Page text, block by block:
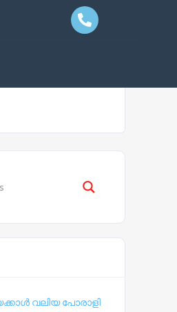
വലിയ പോരാളി